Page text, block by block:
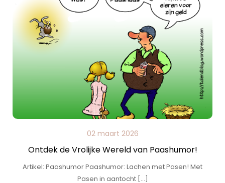
02 maart 2026
Ontdek de Vrolijke Wereld van Paashumor!
Artikel: Paashumor Paashumor: Lachen met Pasen! Met
Pasen in aantocht […]